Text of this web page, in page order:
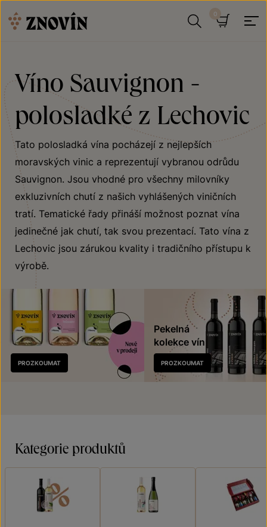
Víno Sauvignon -
polosladké z Lechovic
Tato polosladká vína pocházejí z nejlepších
moravských vinic a reprezentují vybranou odrůdu
Sauvignon. Jsou vhodné pro všechny milovníky
exkluzivních chutí z našich vyhlášených viničních
tratí. Tematické řady přináší možnost poznat vína
jedinečné jak chutí, tak svou prezentací. Tato vína z
Lechovic jsou zárukou kvality i tradičního přístupu k
výrobě.
Nově
v prodeji
PROZKOUMAT
Pekelná
kolekce vín
PROZKOUMAT
Kategorie produktů